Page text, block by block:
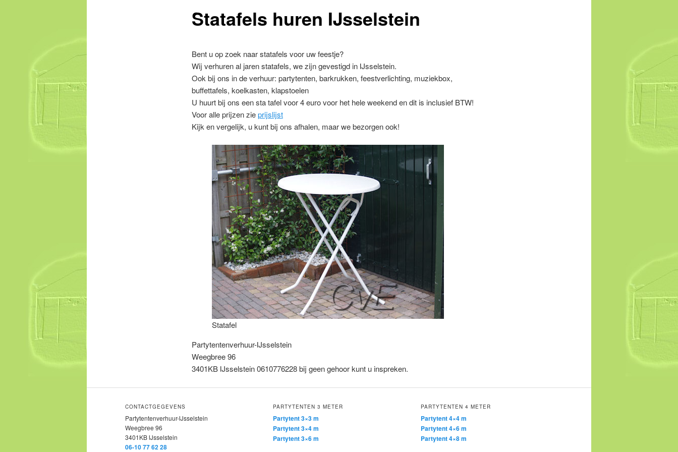
Statafels huren IJsselstein
Bent u op zoek naar statafels voor uw feestje?
Wij verhuren al jaren statafels, we zijn gevestigd in IJsselstein.
Ook bij ons in de verhuur: partytenten, barkrukken, feestverlichting, muziekbox,
buffettafels, koelkasten, klapstoelen
U huurt bij ons een sta tafel voor 4 euro voor het hele weekend en dit is inclusief BTW!
Voor alle prijzen zieprijslijst
Kijk en vergelijk, u kunt bij ons afhalen, maar we bezorgen ook!
Statafel
Partytentenverhuur-IJsselstein
Weegbree 96
3401KB IJsselstein 0610776228 bij geen gehoor kunt u inspreken.
CONTACTGEGEVENS
Partytentenverhuur-IJsselstein
Weegbree 96
3401KB IJsselstein
06-10 77 62 28
PARTYTENTEN 3 METER
Partytent 3×3 m
Partytent 3×4 m
Partytent 3×6 m
PARTYTENTEN 4 METER
Partytent 4×4 m
Partytent 4×6 m
Partytent 4×8 m